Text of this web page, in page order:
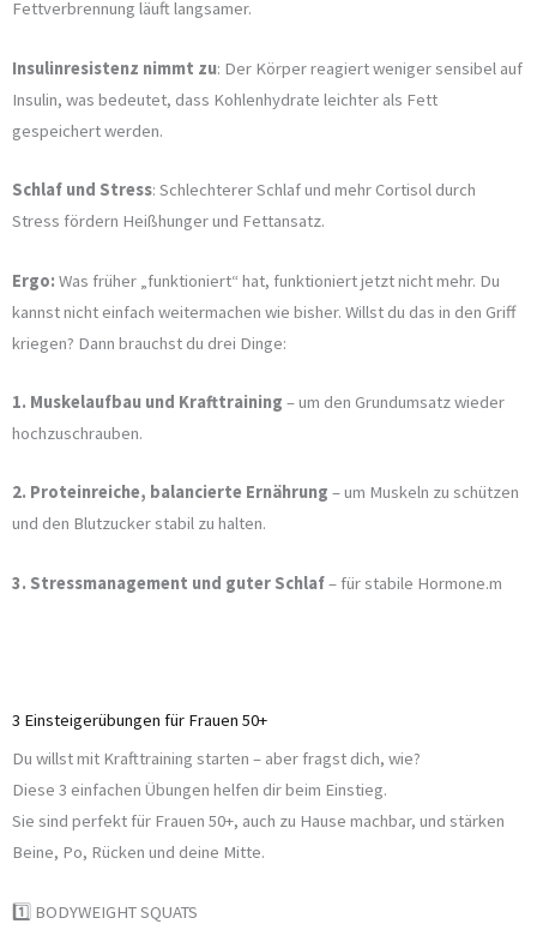
Fettverbrennung läuft langsamer.
Insulinresistenz nimmt zu: Der Körper reagiert weniger sensibel auf
Insulin, was bedeutet, dass Kohlenhydrate leichter als Fett
gespeichert werden.
Schlaf und Stress: Schlechterer Schlaf und mehr Cortisol durch
Stress fördern Heißhunger und Fettansatz.
Ergo: Was früher „funktioniert“ hat, funktioniert jetzt nicht mehr. Du
kannst nicht einfach weitermachen wie bisher. Willst du das in den Griff
kriegen? Dann brauchst du drei Dinge:
1. Muskelaufbau und Krafttraining – um den Grundumsatz wieder
hochzuschrauben.
2. Proteinreiche, balancierte Ernährung – um Muskeln zu schützen
und den Blutzucker stabil zu halten.
3. Stressmanagement und guter Schlaf– für stabile Hormone.m
3 Einsteigerübungen für Frauen 50+
Du willst mit Krafttraining starten – aber fragst dich, wie?
Diese 3 einfachen Übungen helfen dir beim Einstieg.
Sie sind perfekt für Frauen 50+, auch zu Hause machbar, und stärken
Beine, Po, Rücken und deine Mitte.
1️⃣ BODYWEIGHT SQUATS